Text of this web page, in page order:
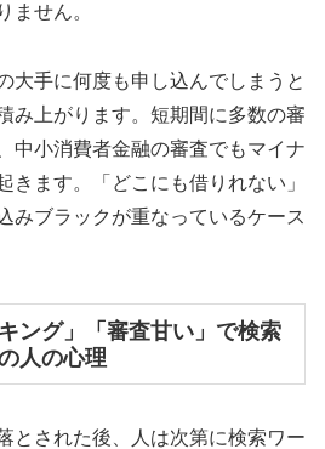
ません。
大手に何度も申し込んでしまうと
み上がります。短期間に多数の審
中小消費者金融の審査でもマイナ
きます。「どこにも借りれない」
みブラックが重なっているケース
ング」「審査甘い」で検索
人の心理
とされた後、人は次第に検索ワー